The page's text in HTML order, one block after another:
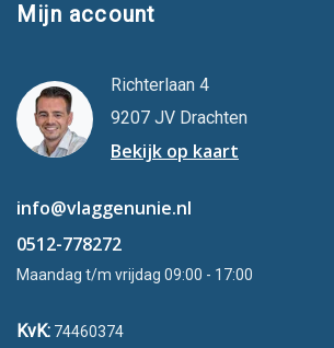
Mijn account
Richterlaan 4
9207 JV Drachten
Bekijk op kaart
info@vlaggenunie.nl
0512-778272
Maandag t/m vrijdag 09:00 - 17:00
KvK: 74460374